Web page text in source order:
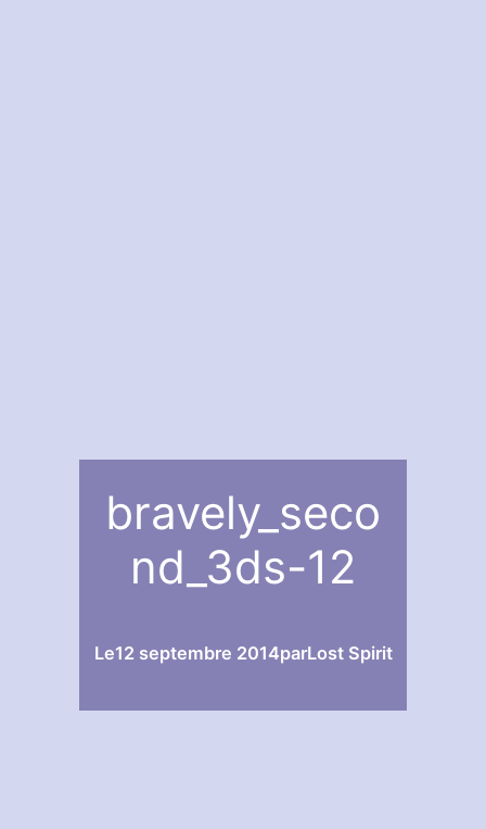
bravely_seco
nd_3ds-12
Le12 septembre 2014parLost Spirit